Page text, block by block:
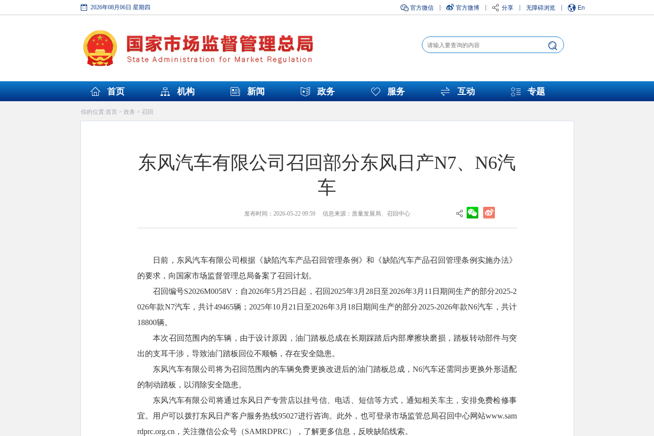
2026年08月06日 星期四 官方微信 官方微博 分享 无障碍浏览 En
首页 机构 新闻 政务 服务 互动 专题
你的位置:首页> 政务 > 召回
东风汽车有限公司召回部分东风日产N7、N6汽
车
发布时间：2026-05-22 09:59 信息来源：质量发展局、召回中心
日前，东风汽车有限公司根据《缺陷汽车产品召回管理条例》和《缺陷汽车产品召回管理条例实施办法》
的要求，向国家市场监督管理总局备案了召回计划。
召回编号S2026M0058V：自2026年5月25日起，召回2025年3月28日至2026年3月11日期间生产的部分2025-2
026年款N7汽车，共计49465辆；2025年10月21日至2026年3月18日期间生产的部分2025-2026年款N6汽车，共计
18800辆。
本次召回范围内的车辆，由于设计原因，油门踏板总成在长期踩踏后内部摩擦块磨损，踏板转动部件与突
出的支耳干涉，导致油门踏板回位不顺畅，存在安全隐患。
东风汽车有限公司将为召回范围内的车辆免费更换改进后的油门踏板总成，N6汽车还需同步更换外形适配
的制动踏板，以消除安全隐患。
东风汽车有限公司将通过东风日产专营店以挂号信、电话、短信等方式，通知相关车主，安排免费检修事
宜。用户可以拨打东风日产客户服务热线95027进行咨询。此外，也可登录市场监管总局召回中心网站www.sam
rdprc.org.cn，关注微信公众号（SAMRDPRC），了解更多信息，反映缺陷线索。